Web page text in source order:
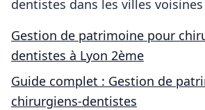
dentistes dans les villes voisines
Gestion de patrimoine pour
dentistes à Lyon 2ème
Guide complet : Gestion de
chirurgiens-dentistes